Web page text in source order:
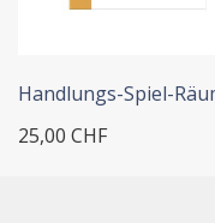
25,00 CHF